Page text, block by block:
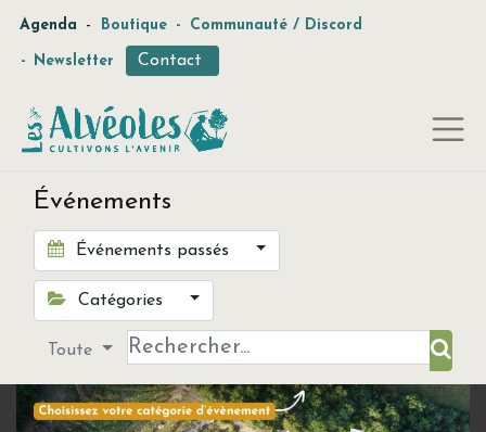
Agenda - Boutique - Communauté / Discord
- Newsletter Contact
Événements
Événements passés
Catégories
Toute